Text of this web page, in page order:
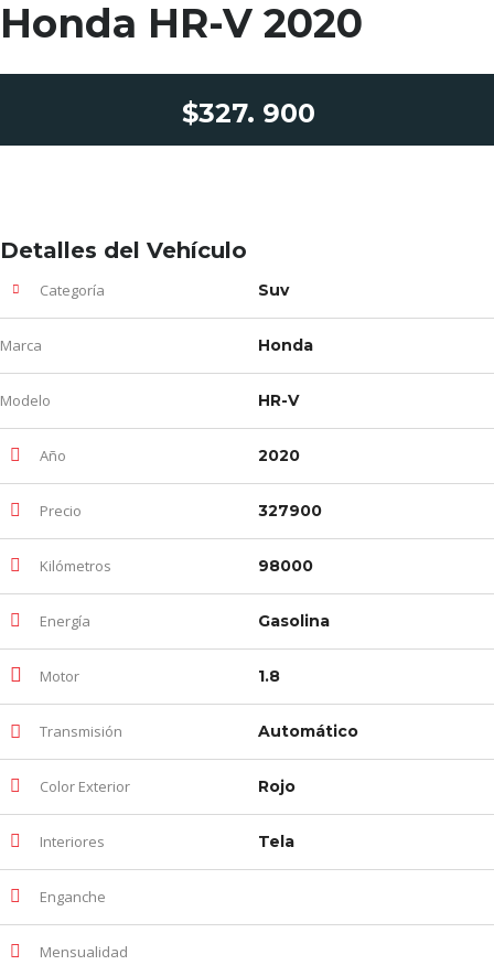
Honda HR-V 2020
$327. 900
Detalles del Vehículo
Categoría Suv
Marca Honda
Modelo HR-V
Año 2020
Precio 327900
Kilómetros 98000
Energía Gasolina
Motor 1.8
Transmisión Automático
Color Exterior Rojo
Interiores Tela
Enganche
Mensualidad